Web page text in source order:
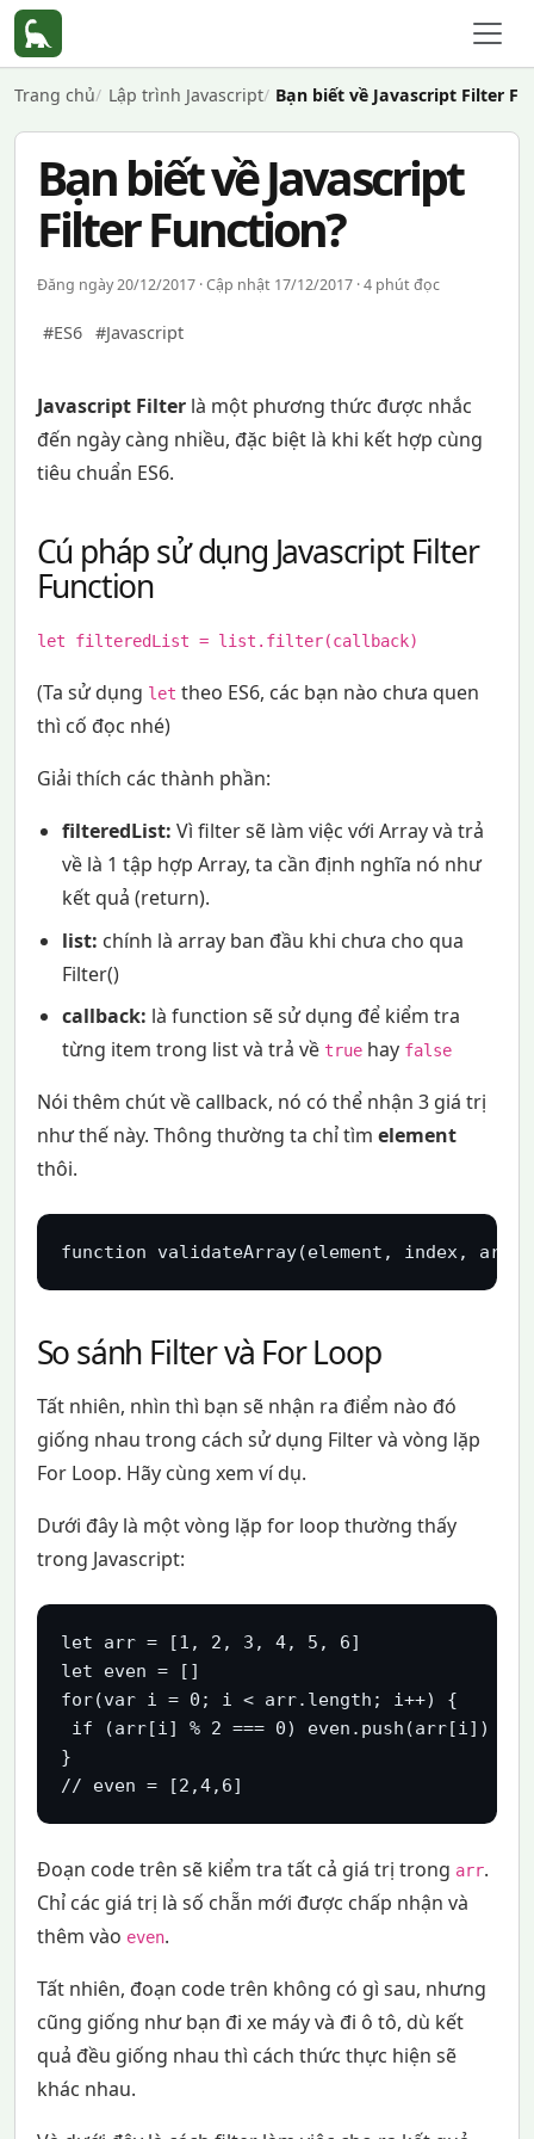
Trang chủ Lập trình Javascript Bạn biết về Javascript Filter
Bạn biết về Javascript
Filter Function?
Đăng ngày 20/12/2017 · Cập nhật 17/12/2017 · 4 phút đọc
#ES6 #Javascript
Javascript Filterlà một phương thức được nhắc
đến ngày càng nhiều, đặc biệt là khi kết hợp cùng
tiêu chuẩn ES6.
Cú pháp sử dụng Javascript Filter
Function
let filteredList = list.filter(callback)
(Ta sử dụng let theo ES6, các bạn nào chưa quen
thì cố đọc nhé)
Giải thích các thành phần:
filteredList: Vì filter sẽ làm việc với Array và trả
về là 1 tập hợp Array, ta cần định nghĩa nó như
kết quả (return).
list: chính là array ban đầu khi chưa cho qua
Filter()
callback: là function sẽ sử dụng để kiểm tra
từng item trong list và trả về true hay false
Nói thêm chút về callback, nó có thể nhận 3 giá trị
như thế này. Thông thường ta chỉ tìm element
thôi.
function validateArray(element, index, arr)
So sánh Filter và For Loop
Tất nhiên, nhìn thì bạn sẽ nhận ra điểm nào đó
giống nhau trong cách sử dụng Filter và vòng lặp
For Loop. Hãy cùng xem ví dụ.
Dưới đây là một vòng lặp for loop thường thấy
trong Javascript:
let arr = [1, 2, 3, 4, 5, 6]
let even = []
for(var i = 0; i < arr.length; i++) {
if (arr[i] % 2 === 0) even.push(arr[i])
}
// even = [2,4,6]
Đoạn code trên sẽ kiểm tra tất cả giá trị trong arr.
Chỉ các giá trị là số chẵn mới được chấp nhận và
thêm vào even.
Tất nhiên, đoạn code trên không có gì sau, nhưng
cũng giống như bạn đi xe máy và đi ô tô, dù kết
quả đều giống nhau thì cách thức thực hiện sẽ
khác nhau.